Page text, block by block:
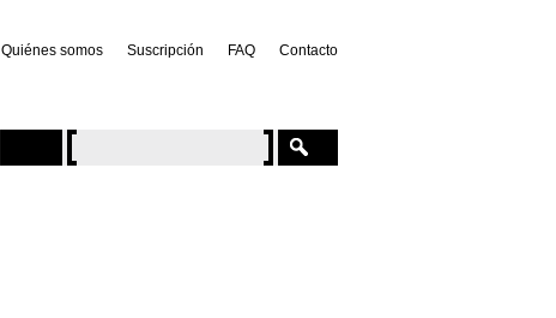
Quiénes somos Suscripción FAQ Contacto